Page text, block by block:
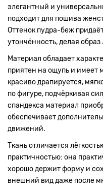
элегантный и
подходит для пошива
Оттенок пудра-беж
утончённость, делая
Материал обладает
приятен на ощупь и имеет
красиво драпируется,
по фигуре, подчёркивая
спандекса материал
обеспечивает
движений.
Ткань отличается
практичностью: она
хорошо держит форму и
внешний вид даже после